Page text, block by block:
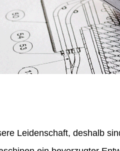
Leidenschaft, deshalb